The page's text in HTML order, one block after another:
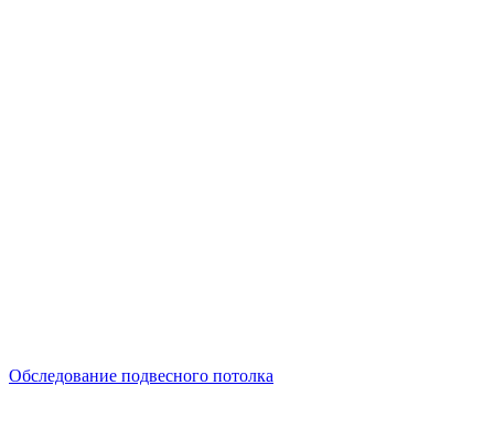
Обследование подвесного потолка